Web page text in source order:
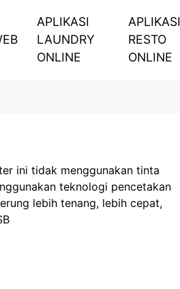
APLIKASI
LAUNDRY
ONLINE
APLIKASI
RESTO
ONLINE
ini tidak menggunakan tinta
teknologi pencetakan
lebih tenang, lebih cepat,